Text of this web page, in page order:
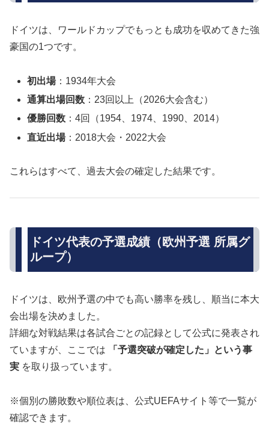
ドイツは、ワールドカップでもっとも成功を収めてきた強
豪国の1つです。
初出場：1934年大会
通算出場回数 ：23回以上（2026大会含む）
優勝回数 ：4回（1954、1974、1990、2014）
直近出場：2018大会・2022大会
これらはすべて、過去大会の確定した結果です。
ドイツ代表の予選成績（欧州予選 所属グ
ループ）
ドイツは、欧州予選の中でも高い勝率を残し、順当に本大
会出場を決めました。
詳細な対戦結果は各試合ごとの記録として公式に発表され
ていますが、ここでは
「予選突破が確定した」という事
実 を取り扱っています。
※個別の勝敗数や順位表は、公式UEFAサイト等で一覧が
確認できます。